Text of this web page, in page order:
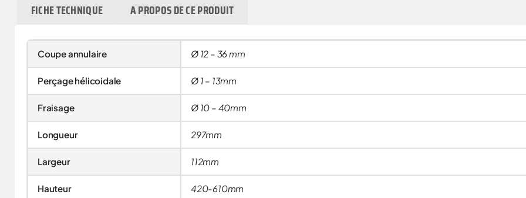
FICHE TECHNIQUE A PROPOS DE CE PRODUIT
Coupe annulaire Ø 12 – 36 mm
Perçage hélicoidale Ø 1 – 13mm
Fraisage Ø 10 – 40mm
Longueur 297mm
Largeur 112mm
Hauteur 420-610mm